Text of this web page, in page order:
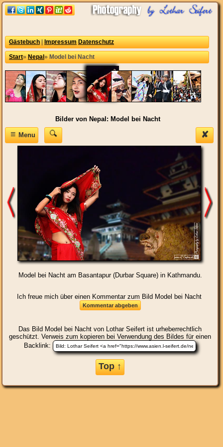
Gästebuch Impressum Datenschutz
Start» Nepal » Model bei Nacht
Bilder von Nepal: Model bei Nacht
✘
≡Menu
Model bei Nacht am Basantapur (Durbar Square) in Kathmandu.
Ich freue mich über einen Kommentar zum Bild Model bei Nacht
Das Bild Model bei Nacht von Lothar Seifert ist urheberrechtlich
geschützt. Verweis zum kopieren bei Verwendung des Bildes für einen
Backlink:
Top ↑